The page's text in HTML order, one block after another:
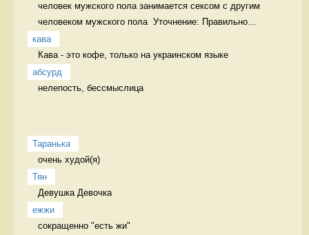
человек мужского пола занимается сексом с другим
человеком мужского пола  Уточнение: Правильно...
кава
Кава - это кофе, только на украинском языке
абсурд
нелепость, бессмыслица
Таранька
очень худой(я)
Тян
Девушка Девочка
ежжи
сокращенно "есть жи"